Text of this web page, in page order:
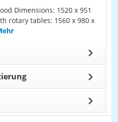
Dimensions: 1520 x 951
rotary tables: 1560 x 980 x